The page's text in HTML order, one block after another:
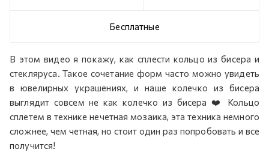
В этом видео я покажу, как сплести кольцо из бисера и
стекляруса. Такое сочетание форм часто можно увидеть
в ювелирных украшениях, и наше колечко из бисера
выглядит совсем не как колечко из бисера ❤️ Кольцо
сплетем в технике нечетная мозаика, эта техника немного
сложнее, чем четная, но стоит один раз попробовать и все
получится!
Бесплатные